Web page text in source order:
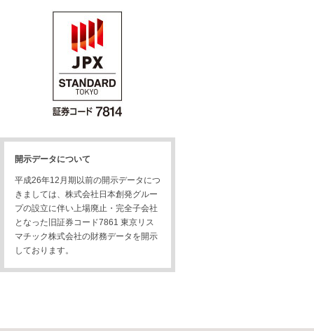
開示データについて
平成26年12月期以前の開示データにつ
きましては、株式会社日本創発グルー
プの設立に伴い上場廃止・完全子会社
となった旧証券コード7861 東京リス
マチック株式会社の財務データを開示
しております。